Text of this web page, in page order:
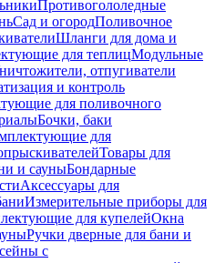
Противогололедные
Сад и огородПоливочное
Шланги для дома и
для теплицМодульные
отпугиватели
и контроль
для поливочного
Бочки, баки
для
Товары для
и сауныБондарные
Аксессуары для
Измерительные приборы для
для купелейОкна
Ручки дверные для бани и
с